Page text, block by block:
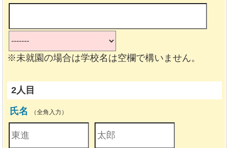
※未就園の場合は学校名は空欄で構いません。
2人目
氏名 （全角入力）